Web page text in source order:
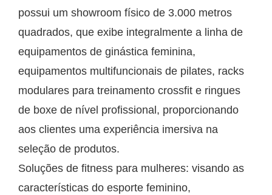
possui um showroom físico de 3.000 metros
quadrados, que exibe integralmente a linha de
equipamentos de ginástica feminina,
equipamentos multifuncionais de pilates, racks
modulares para treinamento crossfit e ringues
de boxe de nível profissional, proporcionando
aos clientes uma experiência imersiva na
seleção de produtos.
Soluções de fitness para mulheres: visando as
características do esporte feminino,